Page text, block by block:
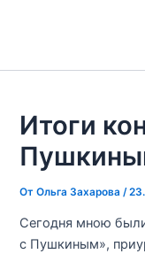
Итоги
ОтОльга Захарова /
Сегодня мною
с Пушкиным»,